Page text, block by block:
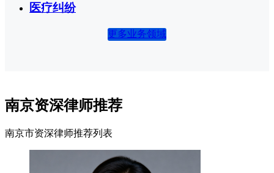
医疗纠纷
更多业务领域
南京资深律师推荐
南京市资深律师推荐列表